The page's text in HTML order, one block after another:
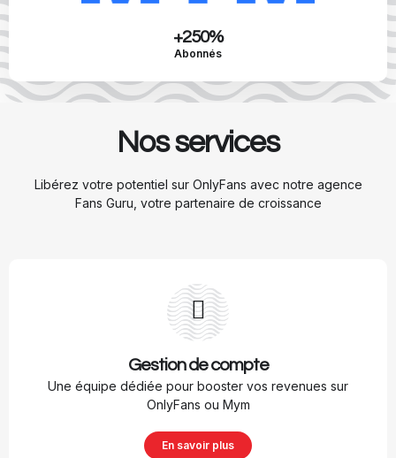
Abonnés
+250%
Nos services
Libérez votre potentiel sur OnlyFans avec notre agence
Fans Guru, votre partenaire de croissance
Gestion de compte
Une équipe dédiée pour booster vos revenues sur
OnlyFans ou Mym
En savoir plus